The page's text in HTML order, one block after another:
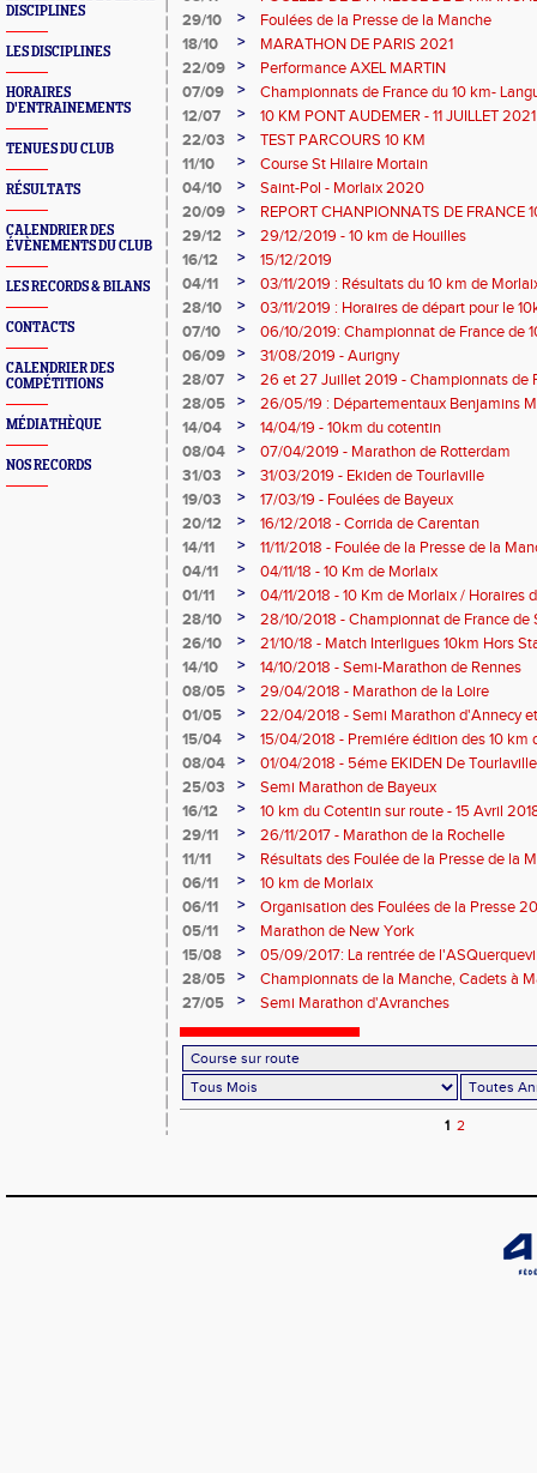
DISCIPLINES
LES DISCIPLINES
HORAIRES
D'ENTRAINEMENTS
TENUES DU CLUB
RÉSULTATS
CALENDRIER DES
ÉVÈNEMENTS DU CLUB
LES RECORDS & BILANS
CONTACTS
CALENDRIER DES
COMPÉTITIONS
MÉDIATHÈQUE
NOS RECORDS
29/10
>
Foulées de la Presse de la Manche
18/10
>
MARATHON DE PARIS 2021
22/09
>
Performance AXEL MARTIN
07/09
>
Championnats de France du 10 km-
12/07
>
10 KM PONT AUDEMER - 11 JUILLET 2021
22/03
>
TEST PARCOURS 10 KM
11/10
>
Course St Hilaire Mortain
04/10
>
Saint-Pol - Morlaix 2020
20/09
>
REPORT CHANPIONNATS DE FRANCE
29/12
>
29/12/2019 - 10 km de Houilles
16/12
>
15/12/2019
04/11
>
03/11/2019 : Résultats du 10 km de
28/10
>
03/11/2019 : Horaires de départ pour le
07/10
>
06/10/2019: Championnat de France de
06/09
>
31/08/2019 - Aurigny
28/07
>
26 et 27 Juillet 2019 - Championnats de
28/05
>
26/05/19 : Départementaux Benjamins
14/04
>
14/04/19 - 10km du cotentin
08/04
>
07/04/2019 - Marathon de Rotterdam
31/03
>
31/03/2019 - Ekiden de Tourlaville
19/03
>
17/03/19 - Foulées de Bayeux
20/12
>
16/12/2018 - Corrida de Carentan
14/11
>
11/11/2018 - Foulée de la Presse de la
04/11
>
04/11/18 - 10 Km de Morlaix
01/11
>
04/11/2018 - 10 Km de Morlaix / Horaires
28/10
>
28/10/2018 - Championnat de France de
Omer
26/10 >
21/10/18 - Match Interligues 10km Hors
14/10
>
14/10/2018 - Semi-Marathon de Rennes
08/05
>
29/04/2018 - Marathon de la Loire
01/05
>
22/04/2018 - Semi Marathon d'Annecy
15/04
>
15/04/2018 - Premiére édition des 10 km
08/04
>
01/04/2018 - 5éme EKIDEN De Tourlaville
25/03
>
Semi Marathon de Bayeux
16/12
>
10 km du Cotentin sur route - 15 Avril
29/11
>
26/11/2017 - Marathon de la Rochelle
11/11
>
Résultats des Foulée de la Presse de la
06/11
>
10 km de Morlaix
06/11
>
Organisation des Foulées de la Presse
05/11
>
Marathon de New York
15/08
>
05/09/2017: La rentrée de
28/05
>
Championnats de la Manche, Cadets à
27/05
> Semi Marathon d'Avranches
1 2